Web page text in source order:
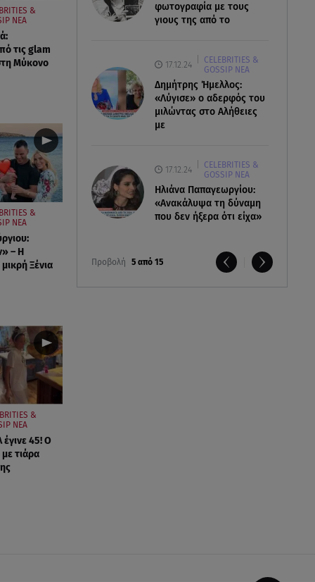
φωτογραφία με τους
γιους της από το
17.12.24
CELEBRITIES &
GOSSIP ΝΕΑ
Δημήτρης Ήμελλος:
«Λύγισε» ο αδερφός του
μιλώντας στο Αλήθειες
με
17.12.24
CELEBRITIES &
GOSSIP ΝΕΑ
Ηλιάνα Παπαγεωργίου:
«Ανακάλυψα τη δύναμη
που δεν ήξερα ότι είχα»
Προβολή 5 από 15
&
ΝΕΑ
τις glam
Μύκονο
&
ΝΕΑ
– Η
Ξένια
&
ΝΕΑ
45! Ο
τιάρα